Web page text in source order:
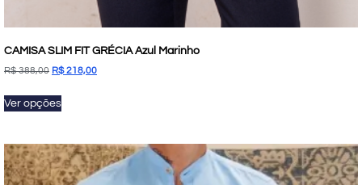
CAMISA SLIM FIT GRÉCIA Azul Marinho
R$388,00 R$218,00
Ver opções